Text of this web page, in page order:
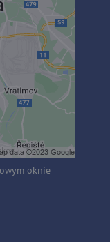
się z
oknie